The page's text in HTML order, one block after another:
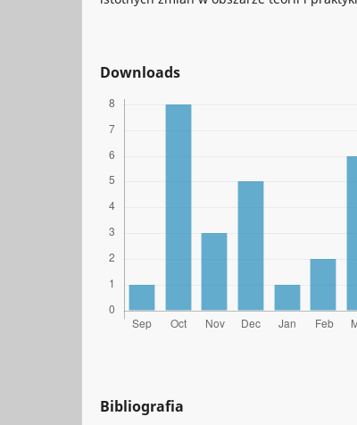
Downloads
Bibliografia